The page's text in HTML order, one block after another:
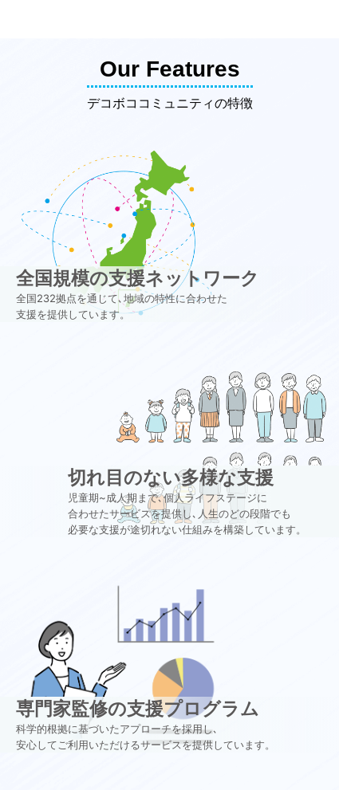
Our Features
デコボココミュニティの特徴
全国規模の支援ネットワーク
全国232拠点を通じて､地域の特性に合わせた
支援を提供しています。
切れ目のない多様な支援
児童期~成人期まで､個人ライフステージに
合わせたサービスを提供し､人生のどの段階でも
必要な支援が途切れない仕組みを構築しています。
専門家監修の支援プログラム
科学的根拠に基づいたアプローチを採用し､
安心してご利用いただけるサービスを提供しています。